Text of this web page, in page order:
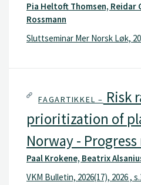
Pia Heltoft Thomsen, Reidar
Rossmann
Sluttseminar Mer Norsk Løk,
FAGARTIKKEL – Risk
prioritization of
Norway -
Paal Krokene, Beatrix
VKM Bulletin, 2026(17), 2026 ,